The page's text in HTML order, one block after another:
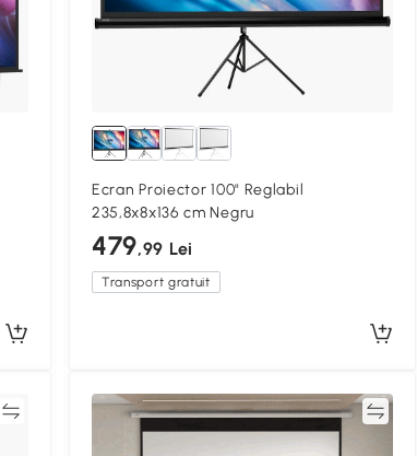
Ecran Proiector 100" Reglabil
235,8x8x136 cm Negru
479,99 Lei
Transport gratuit
Compară